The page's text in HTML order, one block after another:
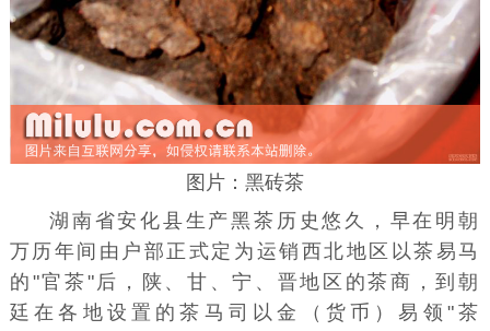
图片：黑砖茶
湖南省安化县生产黑茶历史悠久，早在明朝
万历 年间由户部正式定为运销 西北地区 以茶易马
的"官茶"后，陕、甘、宁、晋地区的茶商 ，到朝
廷在各地设置的茶马司以金（货币）易领"茶